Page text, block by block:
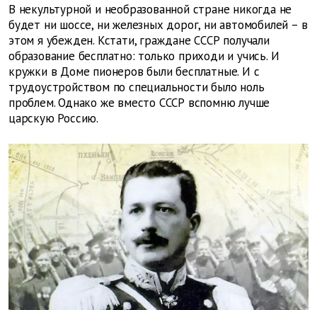
В некультурной и необразованной стране никогда не
будет ни шоссе, ни железных дорог, ни автомобилей – в
этом я убежден. Кстати, граждане СССР получали
образование бесплатно: только приходи и учись. И
кружки в Доме пионеров были бесплатные. И с
трудоустройством по специальности было ноль
проблем. Однако же вместо СССР вспомню лучше
царскую Россию.